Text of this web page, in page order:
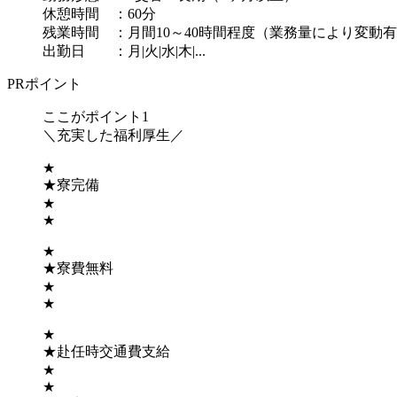
休憩時間 ：60分
残業時間 ：月間10～40時間程度（業務量により変動
出勤日 ：月|火|水|木|...
PRポイント
ここがポイント1
＼充実した福利厚生／
★
★寮完備
★
★
★
★寮費無料
★
★
★
★赴任時交通費支給
★
★